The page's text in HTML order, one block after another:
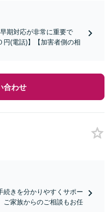
期対応が非常に重要で
(電話)】【加害者側の相
合わせ
続きを分かりやすくサポー
ご家族からのご相談もお任